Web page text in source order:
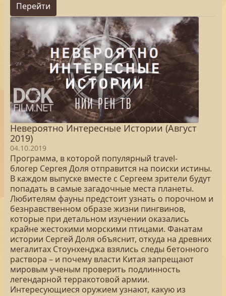
Перейти
Невероятно Интересные Истории (Август
2019)
04.10.2019
Программа, в которой популярный travel-
блогер Сергея Доля отправится на поиски истины.
В каждом выпуске вместе с Сергеем зрители будут
попадать в самые загадочные места планеты.
Любителям фауны предстоит узнать о порочном и
безнравственном образе жизни пингвинов,
которые при детальном изучении оказались
крайне жестокими морскими птицами. Фанатам
истории Сергей Доля объяснит, откуда на древних
мегалитах Стоунхенджа взялись следы бетонного
раствора – и почему власти Китая запрещают
мировым ученым проверить подлинность
легендарной терракотовой армии.
Интересующиеся оружием узнают, какую из